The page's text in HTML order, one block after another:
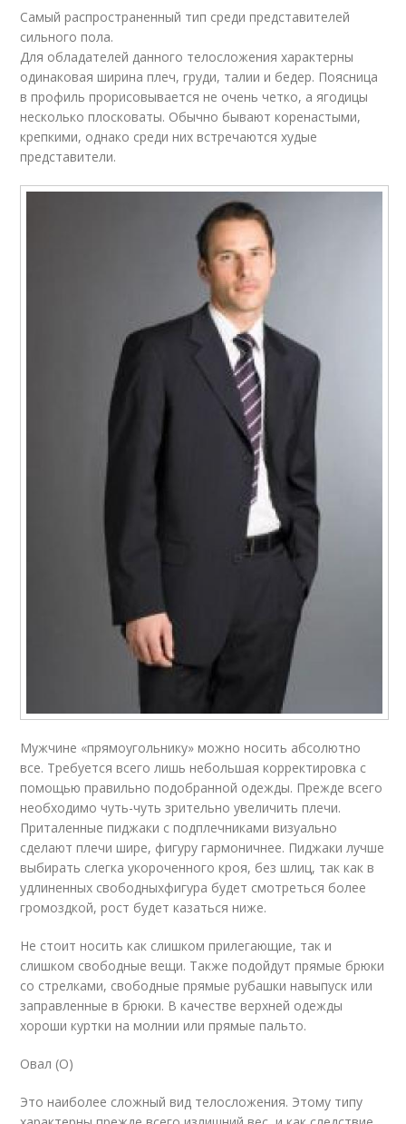
Самый распространенный тип среди представителей
сильного пола.
Для обладателей данного телосложения характерны
одинаковая ширина плеч, груди, талии и бедер. Поясница
в профиль прорисовывается не очень четко, а ягодицы
несколько плосковаты. Обычно бывают коренастыми,
крепкими, однако среди них встречаются худые
представители.
Мужчине «прямоугольнику» можно носить абсолютно
все. Требуется всего лишь небольшая корректировка с
помощью правильно подобранной одежды. Прежде всего
необходимо чуть-чуть зрительно увеличить плечи.
Приталенные пиджаки с подплечниками визуально
сделают плечи шире, фигуру гармоничнее. Пиджаки лучше
выбирать слегка укороченного кроя, без шлиц, так как в
удлиненных свободныхфигура будет смотреться более
громоздкой, рост будет казаться ниже.
Не стоит носить как слишком прилегающие, так и
слишком свободные вещи. Также подойдут прямые брюки
со стрелками, свободные прямые рубашки навыпуск или
заправленные в брюки. В качестве верхней одежды
хороши куртки на молнии или прямые пальто.
Овал (О)
Это наиболее сложный вид телосложения. Этому типу